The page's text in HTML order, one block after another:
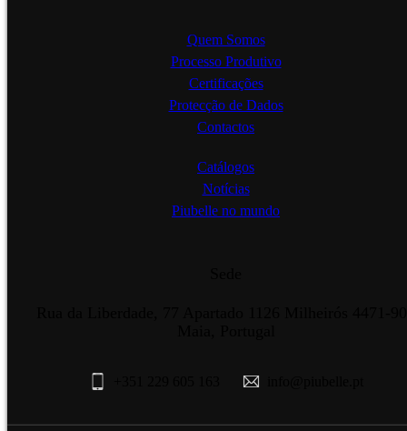
Quem Somos
Processo Produtivo
Certificações
Protecção de Dados
Contactos
Catálogos
Notícias
Piubelle no mundo